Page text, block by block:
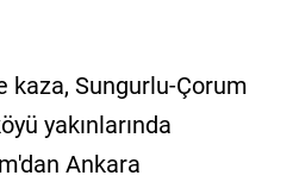
kaza, Sungurlu-Çorum
yakınlarında
Ankara